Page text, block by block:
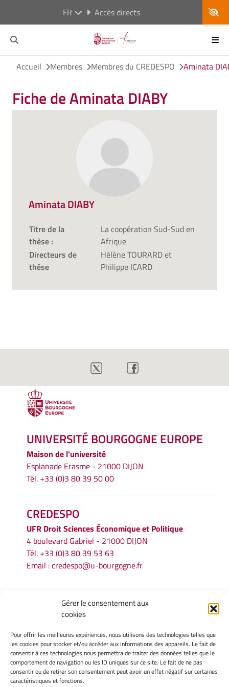
Gérer le consentement aux
cookies
Pour offrir les meilleures expériences, nous utilisons des technologies telles que
les cookies pour stocker et/ou accéder aux informations des appareils. Le fait de
consentir à ces technologies nous permettra de traiter des données telles que le
comportement de navigation ou les ID uniques sur ce site. Le fait de ne pas
consentir ou de retirer son consentement peut avoir un effet négatif sur certaines
caractéristiques et fonctions.
FR Accès directs
Accueil Membres Membres du CREDESPO Aminata
Fiche de Aminata DIABY
Aminata DIABY
Titre de la
thèse :
La coopération Sud-Sud en
Afrique
Directeurs de
thèse
Hélène TOURARD et
Philippe ICARD
UNIVERSITÉ BOURGOGNE EUROPE
Maison de l'université
Esplanade Erasme - 21000 DIJON
Tél. +33 (0)3 80 39 50 00
CREDESPO
UFR Droit Sciences Économique et Politique
4 boulevard Gabriel - 21000 DIJON
Tél. +33 (0)3 80 39 53 63
Email :credespo@u-bourgogne.fr
INFORMATIONS LÉGALES
Mentions légales
Politique de cookies
Déclaration de confidentialité
Avertissement